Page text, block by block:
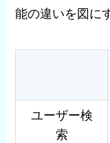
能の違いを図に
ユーザー検
索